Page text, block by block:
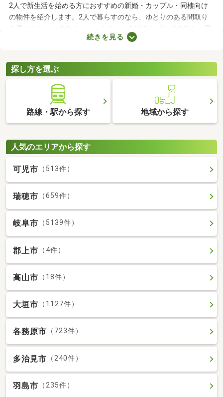
2人で新生活を始める方におすすめの新婚・カップル・同棲向け
の物件を紹介します。2人で暮らすのなら、ゆとりのある間取り
を選ぶことがおすすめ。ゆっくりくつろげるリビングのほか、寝
室や収納スペースを確保できる物件を選べば、長く快適に暮らせ
てチェックしてみてくださいね。
続きを見る
探し方を選ぶ
路線・駅から探す 地域から探す
人気のエリアから探す
可児市 （513件）
瑞穂市 （659件）
岐阜市 （5139件）
郡上市 （4件）
高山市 （18件）
大垣市 （1127件）
各務原市 （723件）
多治見市 （240件）
羽島市 （235件）